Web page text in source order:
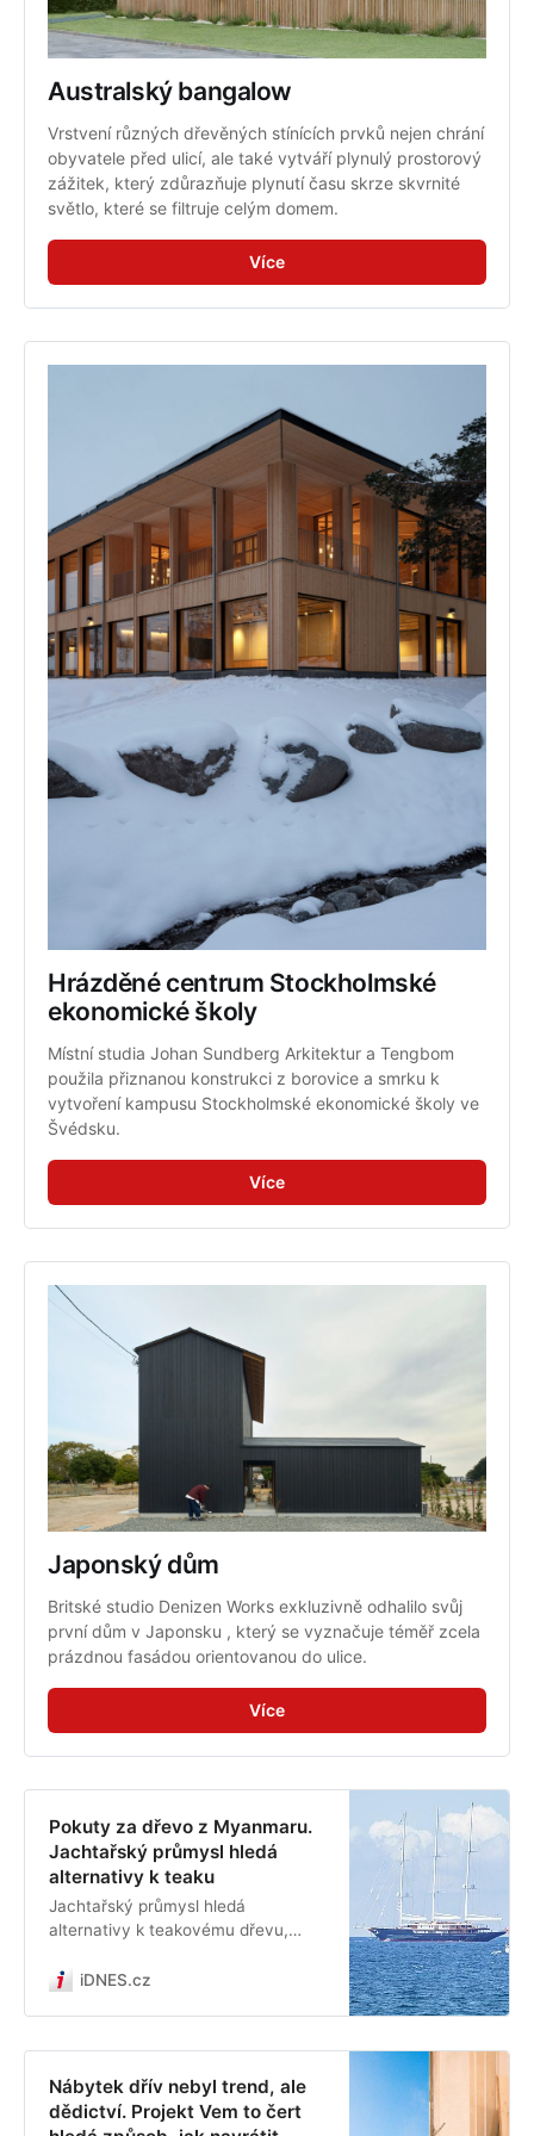
Australský bangalow
Vrstvení různých dřevěných stínících prvků nejen chrání
obyvatele před ulicí, ale také vytváří plynulý prostorový
zážitek, který zdůrazňuje plynutí času skrze skvrnité
světlo, které se filtruje celým domem.
Více
Hrázděné centrum Stockholmské
ekonomické školy
Místní studia Johan Sundberg Arkitektur a Tengbom
použila přiznanou konstrukci z borovice a smrku k
vytvoření kampusu Stockholmské ekonomické školy ve
Švédsku.
Více
Japonský dům
Britské studio Denizen Works exkluzivně odhalilo svůj
první dům v Japonsku , který se vyznačuje téměř zcela
prázdnou fasádou orientovanou do ulice.
Více
Pokuty za dřevo z Myanmaru.
Jachtařský průmysl hledá
alternativy k teaku
Jachtařský průmysl hledá
alternativy k teakovému dřevu,
neudržitelným praktikám a sankcím
klíčové producenty teaku, dovážet
států ovšem není legální, napsal
portál BBC.
iDNES.cz
Nábytek dřív nebyl trend, ale
dědictví. Projekt Vem to čert